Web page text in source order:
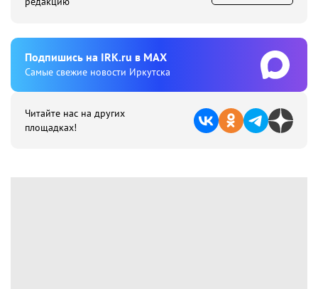
Подпишиcь на IRK.ru в MAX
Cамые свежие новости Иркутска
Читайте нас на других
площадках!